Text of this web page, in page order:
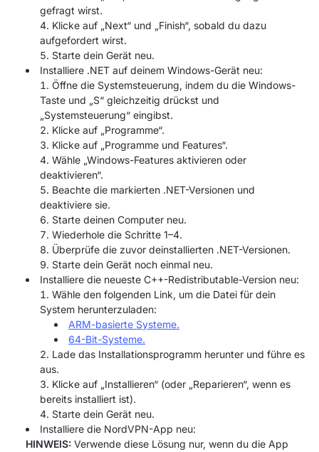
gefragt wirst.
Klicke auf „Next“ und „Finish“, sobald du dazu
aufgefordert wirst.
Starte dein Gerät neu.
Installiere .NET auf deinem Windows-Gerät neu:
Öffne die Systemsteuerung, indem du die Windows-
Taste und „S“ gleichzeitig drückst und
„Systemsteuerung“ eingibst.
Klicke auf „Programme“.
Klicke auf „Programme und Features“.
Wähle „Windows-Features aktivieren oder
deaktivieren“.
Beachte die markierten .NET-Versionen und
deaktiviere sie.
Starte deinen Computer neu.
Wiederhole die Schritte 1–4.
Überprüfe die zuvor deinstallierten .NET-Versionen.
Starte dein Gerät noch einmal neu.
Installiere die neueste C++-Redistributable-Version neu:
Wähle den folgenden Link, um die Datei für dein
System herunterzuladen:
ARM-basierte Systeme.
64-Bit-Systeme.
Lade das Installationsprogramm herunter und führe es
aus.
Klicke auf „Installieren“ (oder „Reparieren“, wenn es
bereits installiert ist).
Starte dein Gerät neu.
Installiere die NordVPN-App neu:
HINWEIS: Verwende diese Lösung nur, wenn du die App